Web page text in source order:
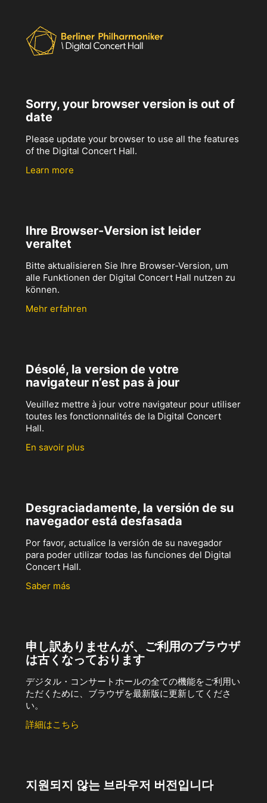
Sorry, your browser version is out of
date
Please update your browser to use all the features
of the Digital Concert Hall.
Learn more
Ihre Browser-Version ist leider
veraltet
Bitte aktualisieren Sie Ihre Browser-Version, um
alle Funktionen der Digital Concert Hall nutzen zu
können.
Mehr erfahren
Désolé, la version de votre
navigateur n’est pas à jour
Veuillez mettre à jour votre navigateur pour utiliser
toutes les fonctionnalités de la Digital Concert
Hall.
En savoir plus
Desgraciadamente, la versión de su
navegador está desfasada
Por favor, actualice la versión de su navegador
para poder utilizar todas las funciones del Digital
Concert Hall.
Saber más
申し訳ありませんが、ご利用のブラウザ
は古くなっております
デジタル・コンサートホールの全ての機能をご利用い
ただくために、ブラウザを最新版に更新してくださ
い。
詳細はこちら
지원되지 않는 브라우저 버전입니다